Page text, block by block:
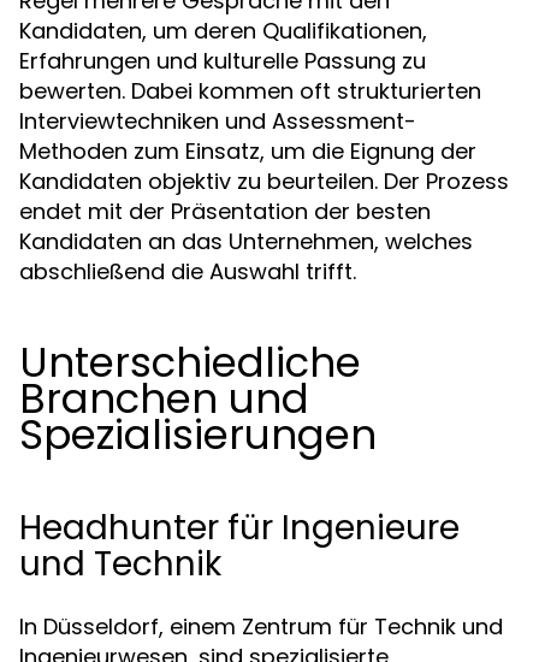
Kandidaten, um deren Qualifikationen,
Erfahrungen und kulturelle Passung zu
bewerten. Dabei kommen oft strukturierten
Interviewtechniken und Assessment-
Methoden zum Einsatz, um die Eignung der
Kandidaten objektiv zu beurteilen. Der Prozess
endet mit der Präsentation der besten
Kandidaten an das Unternehmen, welches
abschließend die Auswahl trifft.
Unterschiedliche
Branchen und
Spezialisierungen
Headhunter für Ingenieure
und Technik
In Düsseldorf, einem Zentrum für Technik und